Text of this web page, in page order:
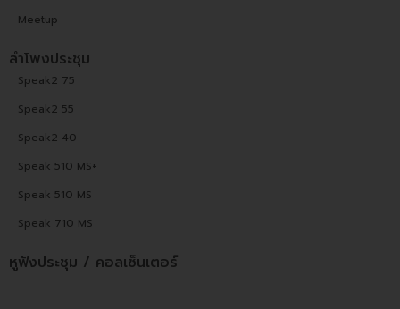
Meetup
ลำโพงประชุม
Speak2 75
Speak2 55
Speak2 40
Speak 510 MS+
Speak 510 MS
Speak 710 MS
หูฟังประชุม / คอลเซ็นเตอร์